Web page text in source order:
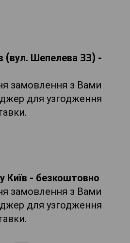
(вул. Шепелева 33) -
замовлення з Вами
для узгодження
Київ - безкоштовно
замовлення з Вами
для узгодження